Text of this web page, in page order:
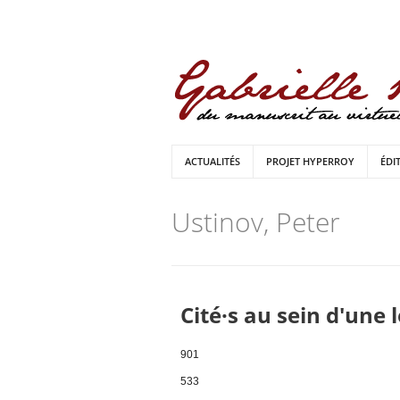
ACTUALITÉS PROJET HYPERROY
Ustinov, Peter
Cité·s au sein d'une
901
533